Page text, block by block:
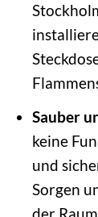
Sauber
keine
und
Sorgen